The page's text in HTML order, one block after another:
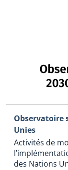
Observatoire
Unies
Activités de
des Nations